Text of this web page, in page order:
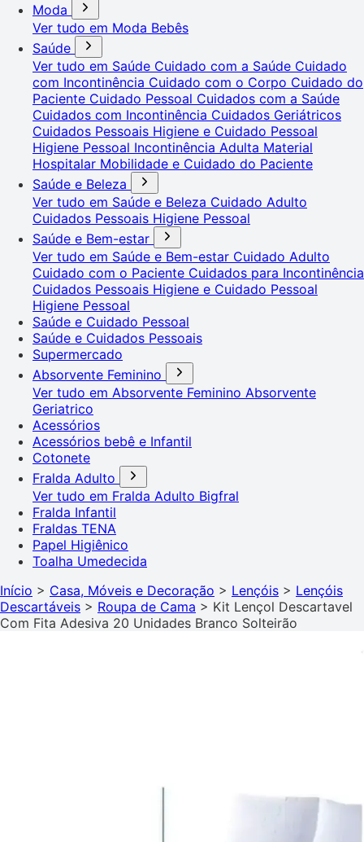
Moda
Ver tudo em Moda Bebês
Saúde
Ver tudo em Saúde Cuidado com a Saúde Cuidado
com Incontinência Cuidado com o Corpo Cuidado do
Paciente Cuidado Pessoal Cuidados com a Saúde
Cuidados com Incontinência Cuidados Geriátricos
Cuidados Pessoais Higiene e Cuidado Pessoal
Higiene Pessoal Incontinência Adulta Material
Hospitalar Mobilidade e Cuidado do Paciente
Saúde e Beleza
Ver tudo em Saúde e Beleza Cuidado Adulto
Cuidados Pessoais Higiene Pessoal
Saúde e Bem-estar
Ver tudo em Saúde e Bem-estar Cuidado Adulto
Cuidado com o Paciente Cuidados para Incontinência
Cuidados Pessoais Higiene e Cuidado Pessoal
Higiene Pessoal
Saúde e Cuidado Pessoal
Saúde e Cuidados Pessoais
Supermercado
Absorvente Feminino
Ver tudo em Absorvente Feminino Absorvente
Geriatrico
Acessórios
Acessórios bebê e Infantil
Cotonete
Fralda Adulto
Ver tudo em Fralda Adulto Bigfral
Fralda Infantil
Fraldas TENA
Papel Higiênico
Toalha Umedecida
Início > Casa, Móveis e Decoração > Lençóis > Lençóis
Descartáveis > Roupa de Cama > Kit Lençol Descartavel
Com Fita Adesiva 20 Unidades Branco Solteirão